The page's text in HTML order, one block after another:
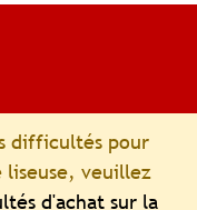
difficultés pour
veuillez
d'achat sur la